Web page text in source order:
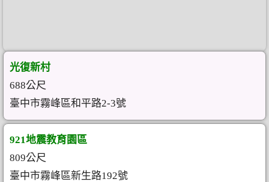
光復新村
688公尺
臺中市霧峰區和平路2-3號
921地震教育園區
809公尺
臺中市霧峰區新生路192號